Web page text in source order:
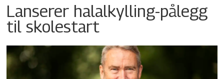
Lanserer halalkylling-­pålegg
til skolestart